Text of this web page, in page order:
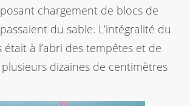
chargement de blocs de
du sable. L’intégralité du
à l’abri des tempêtes et de
plusieurs dizaines de centimètres